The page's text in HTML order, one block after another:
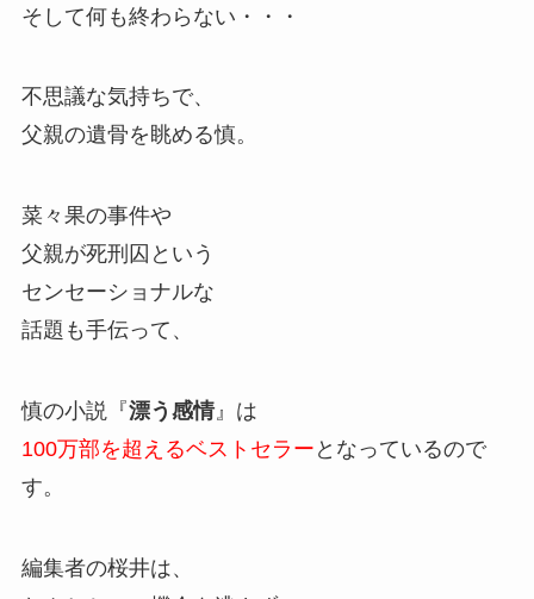
そして何も終わらない・・・
不思議な気持ちで、
父親の遺骨を眺める慎。
菜々果の事件や
父親が死刑囚という
センセーショナルな
話題も手伝って、
慎の小説『漂う感情』は
100万部を超えるベストセラー となっているので
す。
編集者の桜井は、